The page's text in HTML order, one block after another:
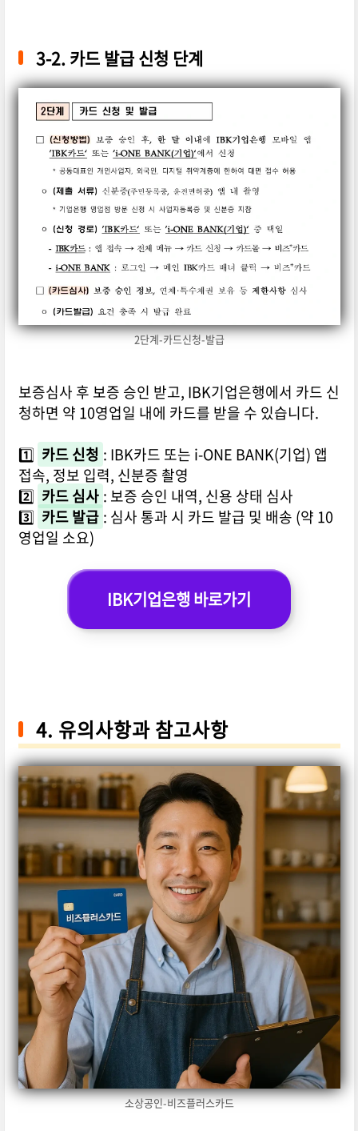
3-2. 카드 발급 신청 단계
2단계-카드신청-발급
보증심사 후 보증 승인 받고, IBK기업은행에서 카드 신
청하면 약 10영업일 내에 카드를 받을 수 있습니다.
1️⃣ 카드 신청 : IBK카드 또는 i-ONE BANK(기업) 앱
접속, 정보 입력, 신분증 촬영
2️⃣ 카드 심사 : 보증 승인 내역, 신용 상태 심사
3️⃣ 카드 발급 : 심사 통과 시 카드 발급 및 배송 (약 10
영업일 소요)
IBK기업은행 바로가기
4. 유의사항과 참고사항
소상공인-비즈플러스카드